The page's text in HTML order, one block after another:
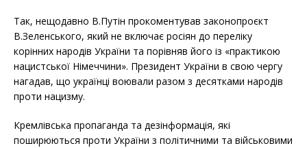
Так, нещодавно В.Путін прокоментував законопроєкт
В.Зеленського, який не включає росіян до переліку
корінних народів України та порівняв його із «практикою
нацистської Німеччини». Президент України в свою чергу
нагадав, що українці воювали разом з десятками народів
проти нацизму.
Кремлівська пропаганда та дезінформація, які
поширюються проти України з політичними та військовими